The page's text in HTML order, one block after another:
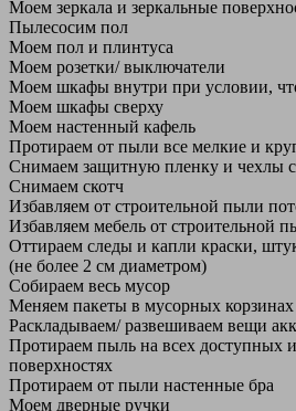
Моем зеркала и зеркальные
Пылесосим пол
Моем пол и плинтуса
Моем розетки/ выключатели
Моем шкафы внутри при условии,
Моем шкафы сверху
Моем настенный кафель
Протираем от пыли все мелкие и
Снимаем защитную пленку и чехлы
Снимаем скотч
Избавляем от строительной пыли
Избавляем мебель от строительной
Оттираем следы и капли краски,
(не более 2 см диаметром)
Собираем весь мусор
Меняем пакеты в мусорных корзинах
Раскладываем/ развешиваем вещи
Протираем пыль на всех доступных
поверхностях
Протираем от пыли настенные бра
Моем дверные ручки